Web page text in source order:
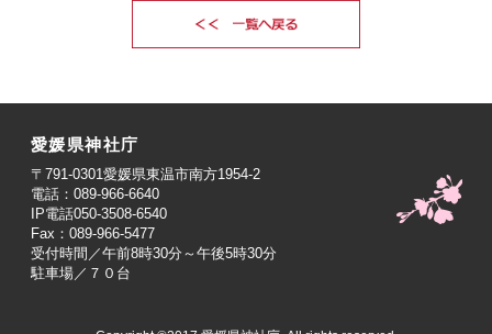
愛媛県神社庁
〒791-0301愛媛県東温市南方1954-2
電話：089-966-6640
IP電話050-3508-6540
Fax：089-966-5477
受付時間／午前8時30分～午後5時30分
駐車場／７０台